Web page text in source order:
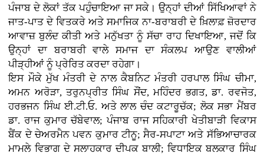
ਪੰਜਾਬ ਦੇ ਲੋਕਾਂ ਤੱਕ ਪਹੁੰਚਾਇਆ ਜਾ ਸਕੇ। ਉਨ੍ਹਾਂ ਦੀਆਂ ਸਿੱਖਿਆਵਾਂ ਨੇ
ਜਾਤ-ਪਾਤ ਦੇ ਵਿਤਕਰੇ ਅਤੇ ਸਮਾਜਿਕ ਨਾ-ਬਰਾਬਰੀ ਦੇ ਖ਼ਿਲਾਫ਼ ਜ਼ੋਰਦਾਰ
ਆਵਾਜ਼ ਬੁਲੰਦ ਕੀਤੀ ਅਤੇ ਮਨੁੱਖਤਾ ਨੂੰ ਸੱਚਾ ਰਾਹ ਦਿਖਾਇਆ, ਜਦੋਂ ਕਿ
ਉਨ੍ਹਾਂ ਦਾ ਬਰਾਬਰੀ ਵਾਲੇ ਸਮਾਜ ਦਾ ਸੰਕਲਪ ਆਉਣ ਵਾਲੀਆਂ
ਪੀੜ੍ਹੀਆਂ ਨੂੰ ਪ੍ਰੇਰਿਤ ਕਰਦਾ ਰਹੇਗਾ।
ਇਸ ਮੌਕੇ ਮੁੱਖ ਮੰਤਰੀ ਦੇ ਨਾਲ ਕੈਬਨਿਟ ਮੰਤਰੀ ਹਰਪਾਲ ਸਿੰਘ ਚੀਮਾ,
ਅਮਨ ਅਰੋੜਾ, ਤਰੁਨਪ੍ਰੀਤ ਸਿੰਘ ਸੌਂਦ, ਮਹਿੰਦਰ ਭਗਤ, ਡਾ. ਰਵਜੋਤ,
ਹਰਭਜਨ ਸਿੰਘ ਈ.ਟੀ.ਓ. ਅਤੇ ਲਾਲ ਚੰਦ ਕਟਾਰੂਚੱਕ; ਲੋਕ ਸਭਾ ਮੈਂਬਰ
ਡਾ. ਰਾਜ ਕੁਮਾਰ ਚੱਬੇਵਾਲ; ਪੰਜਾਬ ਰਾਜ ਸਹਿਕਾਰੀ ਖੇਤੀਬਾੜੀ ਵਿਕਾਸ
ਬੈਂਕ ਦੇ ਚੇਅਰਮੈਨ ਪਵਨ ਕੁਮਾਰ ਟੀਨੂ; ਸੈਰ-ਸਪਾਟਾ ਅਤੇ ਸੱਭਿਆਚਾਰਕ
ਮਾਮਲੇ ਵਿਭਾਗ ਦੇ ਸਲਾਹਕਾਰ ਦੀਪਕ ਬਾਲੀ; ਵਿਧਾਇਕ ਬਲਕਾਰ ਸਿੰਘ